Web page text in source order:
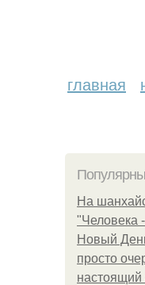
главная
На
"Человека
Новый
просто
настоящий